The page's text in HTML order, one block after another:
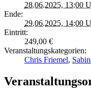
28.06.2025, 13:00
Ende:
29.06.2025, 14:00
Eintritt:
249,00 €
Veranstaltungskategorien:
Chris Friemel,